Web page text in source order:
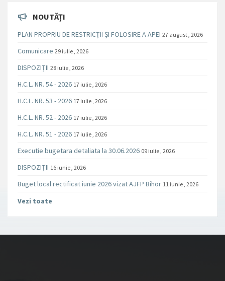
NOUTĂȚI
PLAN PROPRIU DE RESTRICȚII ȘI FOLOSIRE A APEI 27 august , 2026
Comunicare 29 iulie , 2026
DISPOZIȚII 28 iulie , 2026
H.C.L. NR. 54 - 2026 17 iulie , 2026
H.C.L. NR. 53 - 2026 17 iulie , 2026
H.C.L. NR. 52 - 2026 17 iulie , 2026
H.C.L. NR. 51 - 2026 17 iulie , 2026
Executie bugetara detaliata la 30.06.2026 09 iulie , 2026
DISPOZIȚII 16 iunie , 2026
Buget local rectificat iunie 2026 vizat AJFP Bihor 11 iunie , 2026
Vezi toate